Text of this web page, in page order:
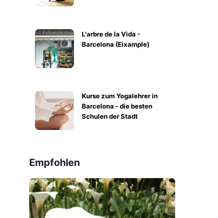
L'arbre de la Vida -
Barcelona (Eixample)
Kurse zum Yogalehrer in
Barcelona - die besten
Schulen der Stadt
Empfohlen